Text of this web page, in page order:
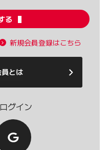
る
新規会員登録はこちら
グイン